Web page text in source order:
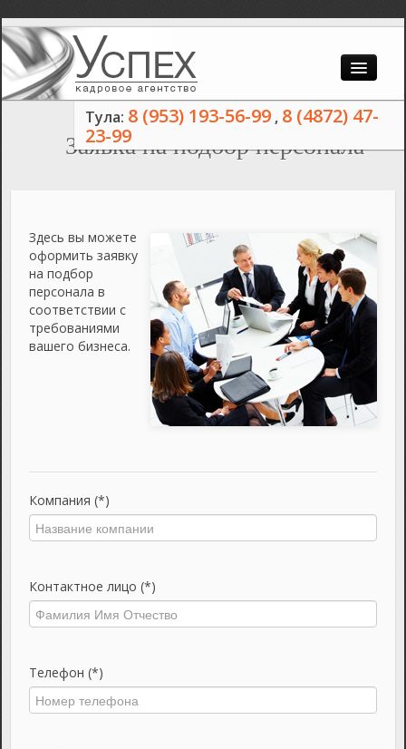
Тула: 8 (953) 193-56-99 , 8 (4872) 47-
23-99
СОИСКАТЕЛЮ
РАБОТОДАТЕЛЮ
Главная
Заявка на подбор персонала
Здесь вы можете
оформить заявку
на подбор
персонала в
соответствии с
требованиями
вашего бизнеса.
Компания (*)
Контактное лицо (*)
Телефон (*)